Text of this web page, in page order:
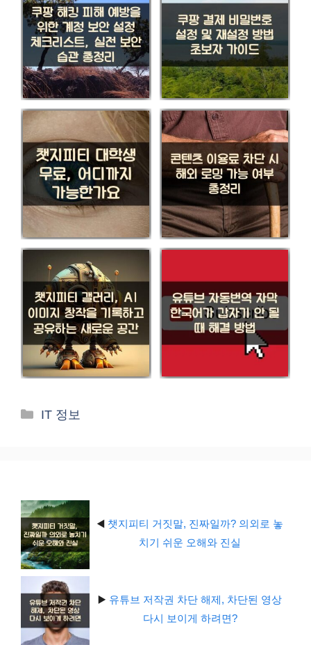
카
IT 정보
◀️ 챗지피티 거짓말, 진짜일까? 의외로 놓
치기 쉬운 오해와 진실
▶️ 유튜브 저작권 차단 해제, 차단된 영상
다시 보이게 하려면?